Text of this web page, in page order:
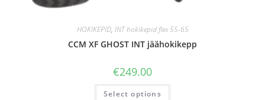
HOKIKEPID, INT hokikepid flex 55-65
CCM XF GHOST INT jäähokikepp
€249.00
Select options